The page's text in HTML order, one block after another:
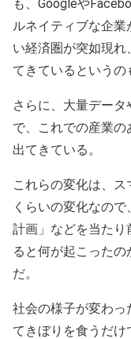
も、Googleや
ルネイティブな企
い経済圏が突如現
てきているというの
さらに、大量デー
で、これでの産業
出てきている。
これらの変化は、
くらいの変化なの
計画」などを当た
ると何が起こった
だ。
社会の様子が変わ
てきぼりを食うだ